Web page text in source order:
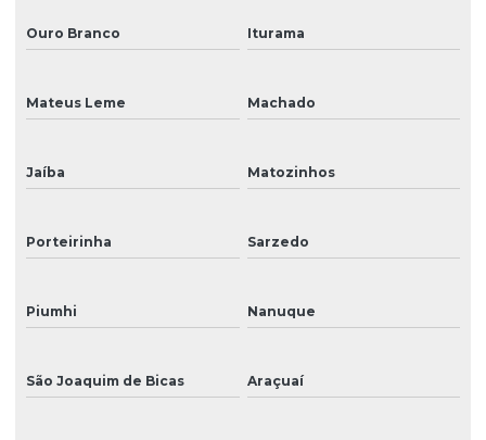
Ouro Branco Iturama
Mateus Leme Machado
Jaíba Matozinhos
Porteirinha Sarzedo
Piumhi Nanuque
São Joaquim de Bicas Araçuaí